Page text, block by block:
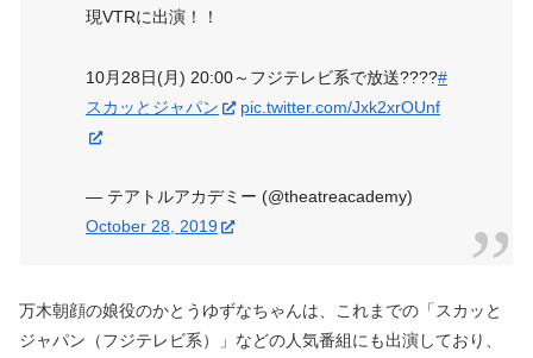
現VTRに出演！！
10月28日(月) 20:00～フジテレビ系で放送????#
スカッとジャパン
pic.twitter.com/Jxk2xrOUnf
— テアトルアカデミー (@theatreacademy)
October 28, 2019
万木朝顔の娘役のかとうゆずなちゃんは、これまでの「スカッと
ジャパン（フジテレビ系）」などの人気番組にも出演しており、